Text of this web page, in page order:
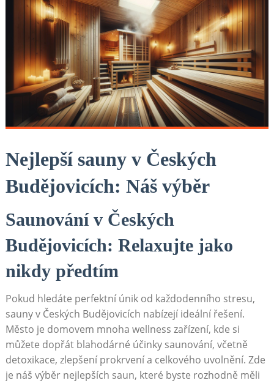
Nejlepší ⁢sauny v Českých
Budějovicích: Náš výběr
Saunování v Českých
Budějovicích: Relaxujte ​jako
nikdy předtím
Pokud hledáte⁢ perfektní únik od každodenního stresu,
sauny v Českých Budějovicích nabízejí ideální řešení. ​
Město je domovem mnoha wellness zařízení, kde si⁢
můžete dopřát blahodárné účinky saunování, včetně
detoxikace, zlepšení prokrvení a celkového uvolnění.⁤ Zde
je náš výběr nejlepších saun, které byste rozhodně měli